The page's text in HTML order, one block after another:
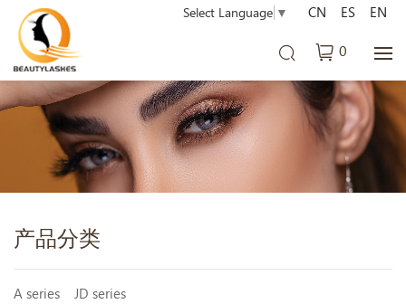
Select Language ▼
0
CN ES EN
产品分类
A series JD series